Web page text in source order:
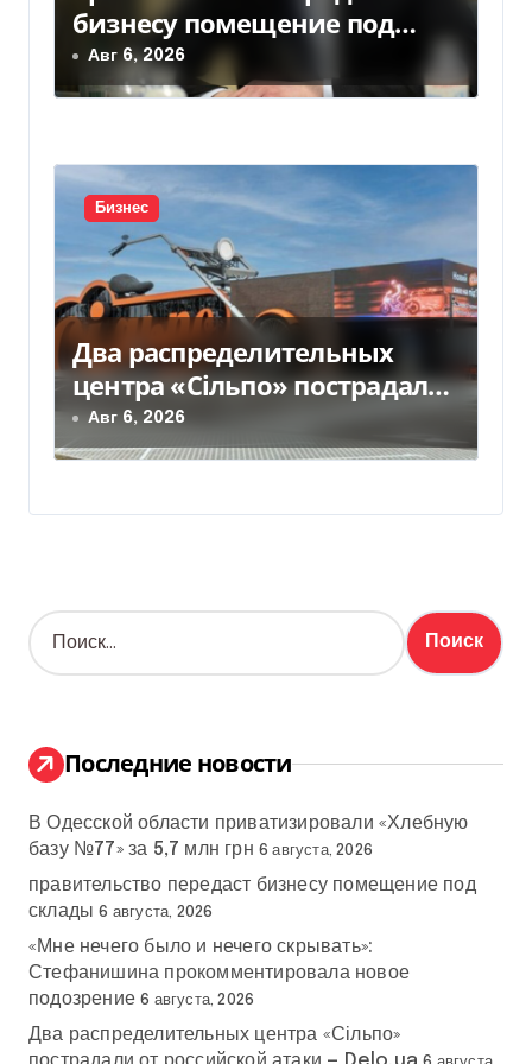
бизнесу помещение под
склады
Авг 6, 2026
Бизнес
Два распределительных
центра «Сільпо» пострадали
от российской атаки —
Delo.ua
Авг 6, 2026
Н
а
:
Последние новости
В Одесской области приватизировали «Хлебную
базу №77» за 5,7 млн грн 6 августа, 2026
правительство передаст бизнесу помещение под
склады 6 августа, 2026
«Мне нечего было и нечего скрывать»:
Стефанишина прокомментировала новое
подозрение 6 августа, 2026
Два распределительных центра «Сільпо»